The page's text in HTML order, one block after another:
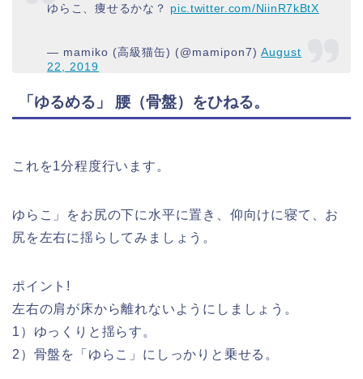
ゆらこ、痩せるかな？ pic.twitter.com/NiinR7kBtX
— mamiko (高級猫缶) (@mamipon7)August
22, 2019
「ゆるめる」 腰（骨盤）をひねる。
これを1分程度行います。
ゆらこ」をお尻の下に水平に置き、仰向けに寝て、お
尻を左右に揺らしてみましょう。
ポイント!
左右の肩が床から離れないようにしましょう。
1）ゆっくりと揺らす。
2）骨盤を「ゆらこ」にしっかりと乗せる。